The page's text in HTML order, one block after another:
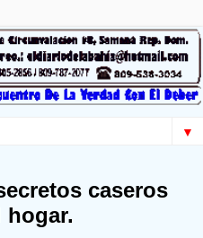
▼
caseros
hogar.